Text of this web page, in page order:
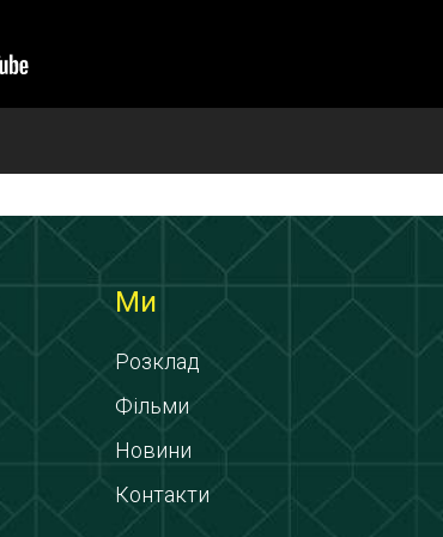
Ми
Розклад
Фільми
Новини
Контакти